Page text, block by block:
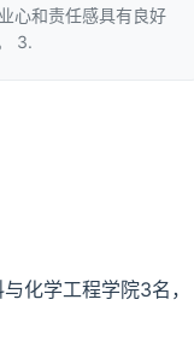
心和责任感具有良好
3.
化学工程学院3名，